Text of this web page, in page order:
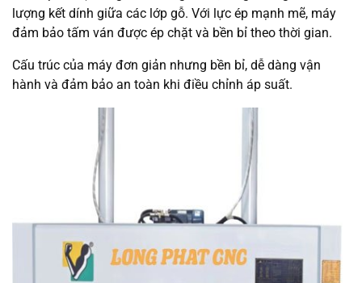
lượng kết dính giữa các lớp gỗ. Với lực ép mạnh mẽ, máy
đảm bảo tấm ván được ép chặt và bền bỉ theo thời gian.
Cấu trúc của máy đơn giản nhưng bền bỉ, dễ dàng vận
hành và đảm bảo an toàn khi điều chỉnh áp suất.